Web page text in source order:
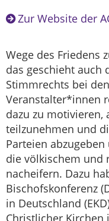
Zur Website der
Wege des Friedens
das geschieht auch
Stimmrechts bei
Veranstalter*innen
dazu zu motivieren,
teilzunehmen und
Parteien
die völkischem und
nacheifern. Dazu
Bischofskonferenz
in Deutschland